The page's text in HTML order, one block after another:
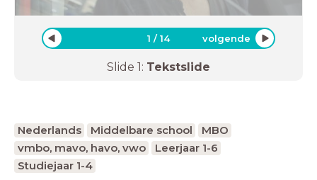
1 /14 volgende
Slide 1: Tekstslide
Nederlands Middelbare school
MBO
vmbo, mavo, havo, vwo
Leerjaar 1-6
Studiejaar 1-4